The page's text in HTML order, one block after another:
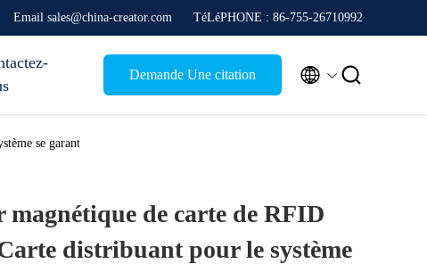
Email sales@china-creator.com TéLéPHONE : 86-755-26710992
Demande Une citation  
se garant
de carte de RFID
distribuant pour le système